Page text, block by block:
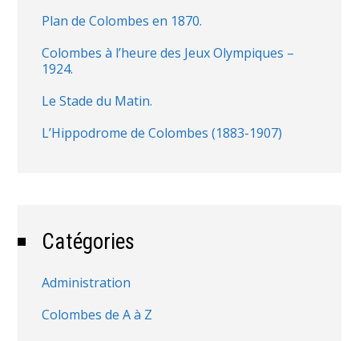
Plan de Colombes en 1870.
Colombes à l’heure des Jeux Olympiques –
1924.
Le Stade du Matin.
L’Hippodrome de Colombes (1883-1907)
Catégories
Administration
Colombes de A à Z